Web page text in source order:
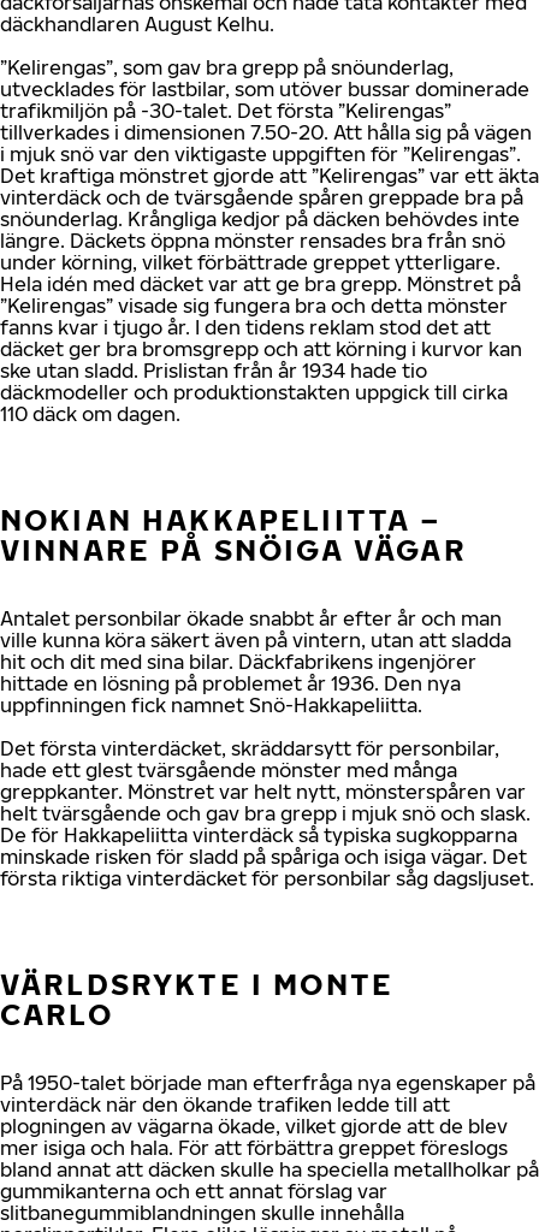
däckhandlaren August Kelhu.
”Kelirengas”, som gav bra grepp på snöunderlag,
utvecklades för lastbilar, som utöver bussar dominerade
trafikmiljön på -30-talet. Det första ”Kelirengas”
tillverkades i dimensionen 7.50-20. Att hålla sig på vägen
i mjuk snö var den viktigaste uppgiften för ”Kelirengas”.
Det kraftiga mönstret gjorde att ”Kelirengas” var ett äkta
vinterdäck och de tvärsgående spåren greppade bra på
snöunderlag. Krångliga kedjor på däcken behövdes inte
längre. Däckets öppna mönster rensades bra från snö
under körning, vilket förbättrade greppet ytterligare.
Hela idén med däcket var att ge bra grepp. Mönstret på
”Kelirengas” visade sig fungera bra och detta mönster
fanns kvar i tjugo år. I den tidens reklam stod det att
däcket ger bra bromsgrepp och att körning i kurvor kan
ske utan sladd. Prislistan från år 1934 hade tio
däckmodeller och produktionstakten uppgick till cirka
110 däck om dagen.
NOKIAN HAKKAPELIITTA –
VINNARE PÅ SNÖIGA VÄGAR
Antalet personbilar ökade snabbt år efter år och man
ville kunna köra säkert även på vintern, utan att sladda
hit och dit med sina bilar. Däckfabrikens ingenjörer
hittade en lösning på problemet år 1936. Den nya
uppfinningen fick namnet Snö-Hakkapeliitta.
Det första vinterdäcket, skräddarsytt för personbilar,
hade ett glest tvärsgående mönster med många
greppkanter. Mönstret var helt nytt, mönsterspåren var
helt tvärsgående och gav bra grepp i mjuk snö och slask.
De för Hakkapeliitta vinterdäck så typiska sugkopparna
minskade risken för sladd på spåriga och isiga vägar. Det
första riktiga vinterdäcket för personbilar såg dagsljuset.
VÄRLDSRYKTE I MONTE
CARLO
På 1950-talet började man efterfråga nya egenskaper på
vinterdäck när den ökande trafiken ledde till att
plogningen av vägarna ökade, vilket gjorde att de blev
mer isiga och hala. För att förbättra greppet föreslogs
bland annat att däcken skulle ha speciella metallholkar på
gummikanterna och ett annat förslag var
slitbanegummiblandningen skulle innehålla